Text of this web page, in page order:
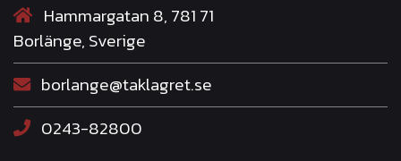
Hammargatan 8, 781 71
Borlänge, Sverige
borlange@taklagret.se
0243-82800